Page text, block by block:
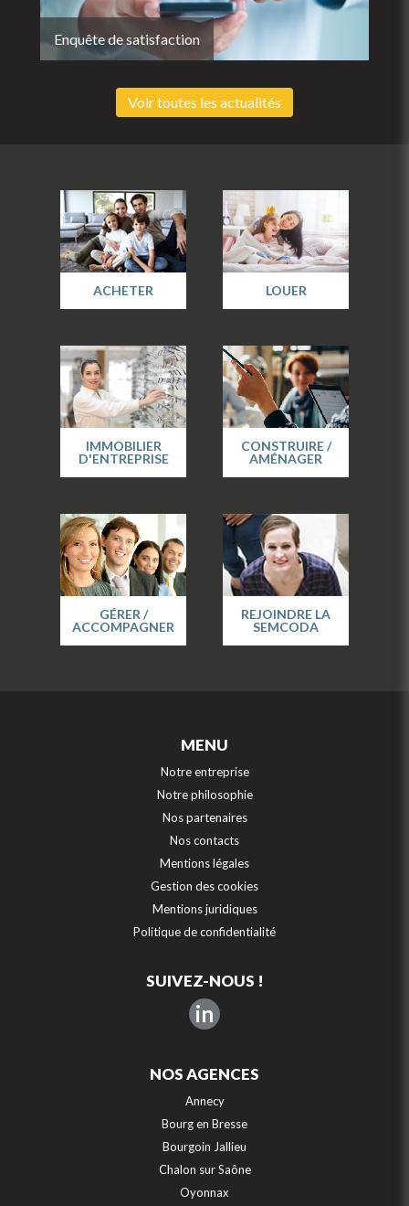
Enquête de satisfaction
Voir toutes les actualités
ACHETER LOUER
IMMOBILIER
D'ENTREPRISE
CONSTRUIRE /
AMÉNAGER
GÉRER /
ACCOMPAGNER
REJOINDRE LA
SEMCODA
MENU
Notre entreprise
Notre philosophie
Nos partenaires
Nos contacts
Mentions légales
Gestion des cookies
Mentions juridiques
Politique de confidentialité
SUIVEZ-NOUS !
in
NOS AGENCES
Annecy
Bourg en Bresse
Bourgoin Jallieu
Chalon sur Saône
Oyonnax